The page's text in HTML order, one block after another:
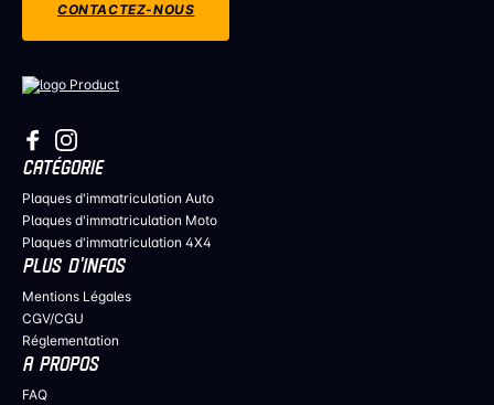
CONTACTEZ-NOUS
CATÉGORIE
Plaques d'immatriculation Auto
Plaques d'immatriculation Moto
Plaques d'immatriculation 4X4
PLUS D’INFOS
Mentions Légales
CGV/CGU
Réglementation
A PROPOS
FAQ